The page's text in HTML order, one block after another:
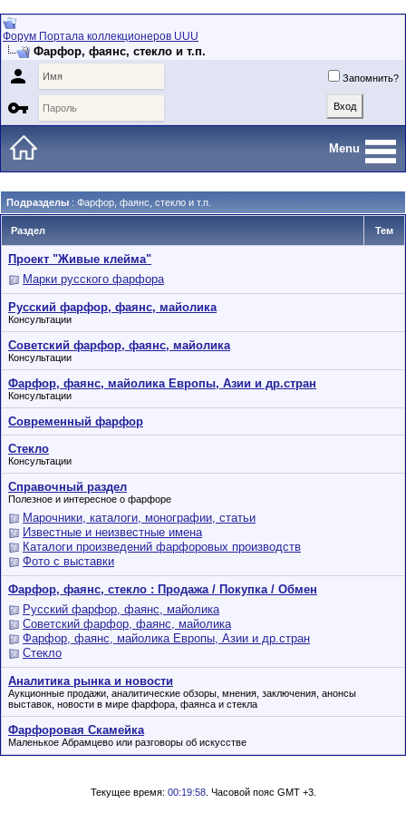
Форум Портала коллекционеров UUU
Фарфор, фаянс, стекло и т.п.
 Запомнить?

Menu
Подразделы : Фарфор, фаянс, стекло и т.п.
Раздел Тем
Проект "Живые клейма"
Марки русского фарфора
Русский фарфор, фаянс, майолика
Консультации
Советский фарфор, фаянс, майолика
Консультации
Фарфор, фаянс, майолика Европы, Азии и др.стран
Консультации
Современный фарфор
Стекло
Консультации
Справочный раздел
Полезное и интересное о фарфоре
Марочники, каталоги, монографии, статьи
Известные и неизвестные имена
Каталоги произведений фарфоровых производств
Фото с выставки
Фарфор, фаянс, стекло : Продажа / Покупка / Обмен
Русский фарфор, фаянс, майолика
Советский фарфор, фаянс, майолика
Фарфор, фаянс, майолика Европы, Азии и др.стран
Стекло
Аналитика рынка и новости
Аукционные продажи, аналитические обзоры, мнения, заключения, анонсы
выставок, новости в мире фарфора, фаянса и стекла
Фарфоровая Скамейка
Маленькое Абрамцево или разговоры об искусстве
Текущее время: 00:19:58. Часовой пояс GMT +3.